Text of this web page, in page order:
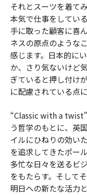
それとスーツを着て
本気で仕事をしてい
手に取った顧客に喜
ネスの原点のような
感じます。日本的に
か、さり気ないけど
ぎていると押し付け
に配慮されている点
“Classic with a
う哲学のもとに、英
イルにひねりの効い
を追求してきたポー
多忙な日々を送るビ
をもたらす。そして
明日への新たな活力